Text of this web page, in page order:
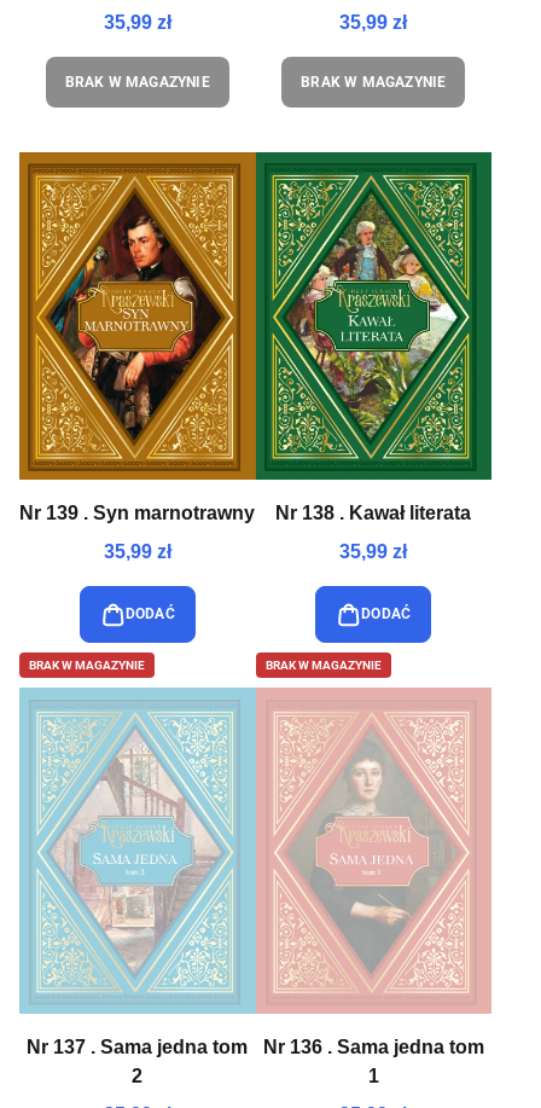
35,99 zł
BRAK W MAGAZYNIE
35,99 zł
BRAK W MAGAZYNIE
Nr 139 . Syn marnotrawny
35,99 zł
DODAĆ
Nr 138 . Kawał literata
35,99 zł
DODAĆ
BRAK W MAGAZYNIE
Nr 137 . Sama jedna tom
2
BRAK W MAGAZYNIE
Nr 136 . Sama jedna tom
1